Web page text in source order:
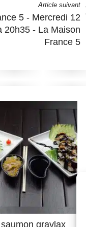
Article suivant
5 - Mercredi 12
20h35 - La Maison
France 5
gravlax